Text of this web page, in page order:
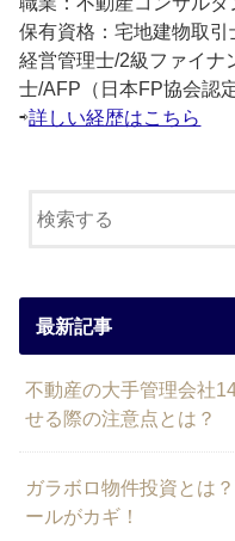
保有資格：宅地建物取
経営管理士/2級ファイナ
士/AFP（日本FP協会認
⇨詳しい経歴はこちら
最新記事
不動産の大手管理会社
せる際の注意点とは？
ガラボロ物件投資とは
ールがカギ！